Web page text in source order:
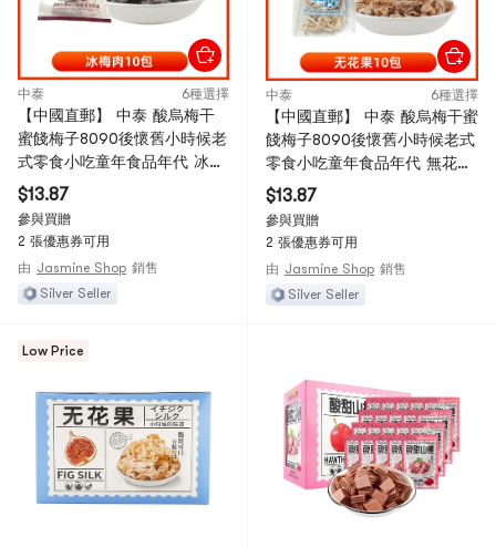
中泰 6種選擇
【中國直郵】 中泰 酸烏梅干
蜜餞梅子8090後懷舊小時候老
式零食小吃童年食品年代 冰梅
肉 26g*10包
$13.87
參與買贈
2 張優惠券可用
由 Jasmine Shop 銷售
Silver Seller
中泰 6種選擇
【中國直郵】 中泰 酸烏梅干蜜
餞梅子8090後懷舊小時候老式
零食小吃童年食品年代 無花果
26g*10包
$13.87
參與買贈
2 張優惠券可用
由 Jasmine Shop 銷售
Silver Seller
Low Price